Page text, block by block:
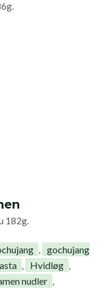
182g.
gochujang
Hvidløg
nudler